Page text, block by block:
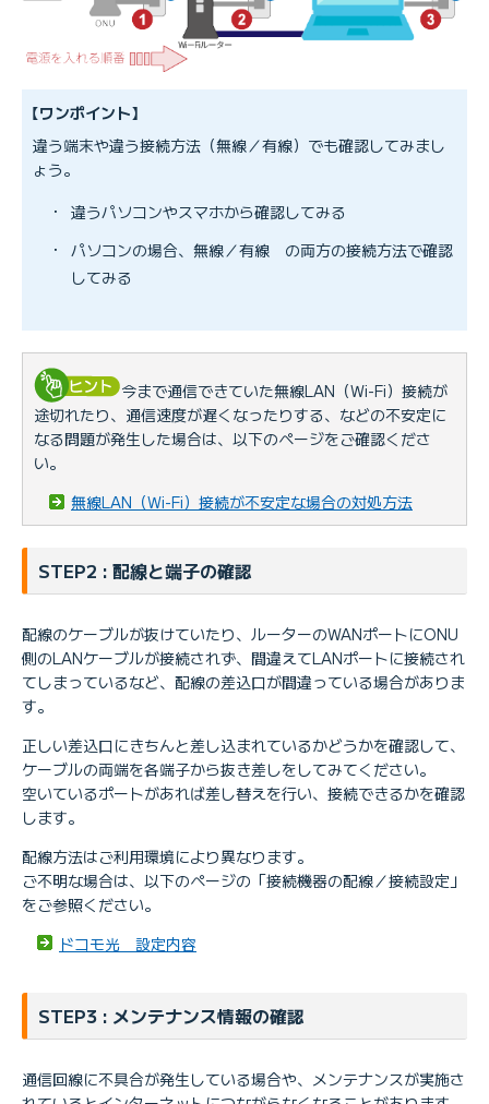
【ワンポイント】
違う端末や違う接続方法（無線／有線）でも確認してみまし
ょう。
・
違うパソコンやスマホから確認してみる
・
パソコンの場合、無線／有線 の両方の接続方法で確認
してみる
今まで通信できていた無線LAN（Wi-Fi）接続が
途切れたり、通信速度が遅くなったりする、などの不安定に
なる問題が発生した場合は、以下のページをご確認くださ
い。
無線LAN（Wi-Fi）接続が不安定な場合の対処方法
STEP2 : 配線と端子の確認
配線のケーブルが抜けていたり、ルーターのWANポートにONU
側のLANケーブルが接続されず、間違えてLANポートに接続され
てしまっているなど、配線の差込口が間違っている場合がありま
す。
正しい差込口にきちんと差し込まれているかどうかを確認して、
ケーブルの両端を各端子から抜き差しをしてみてください。
空いているポートがあれば差し替えを行い、接続できるかを確認
します。
配線方法はご利用環境により異なります。
ご不明な場合は、以下のページの「接続機器の配線／接続設定」
をご参照ください。
ドコモ光 設定内容
STEP3 : メンテナンス情報の確認
通信回線に不具合が発生している場合や、メンテナンスが実施さ